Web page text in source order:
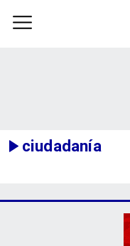
ciudadanía